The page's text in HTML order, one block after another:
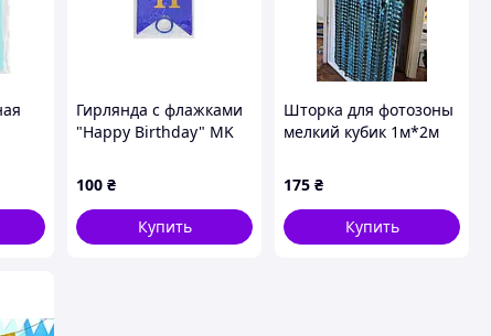
Гирлянда с флажками
"Happy Birthday" MK
100 ₴
Купить
Шторка для фотозоны
мелкий кубик 1м*2м
175 ₴
Купить